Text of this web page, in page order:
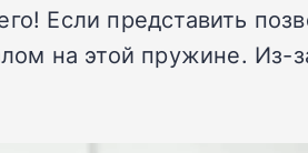
Если представить
на этой пружине.